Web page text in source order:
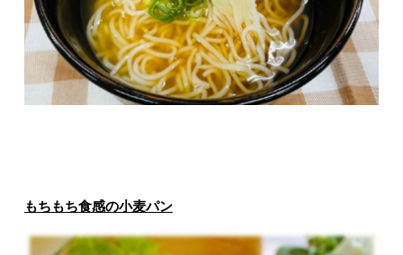
もちもち食感の小麦パン